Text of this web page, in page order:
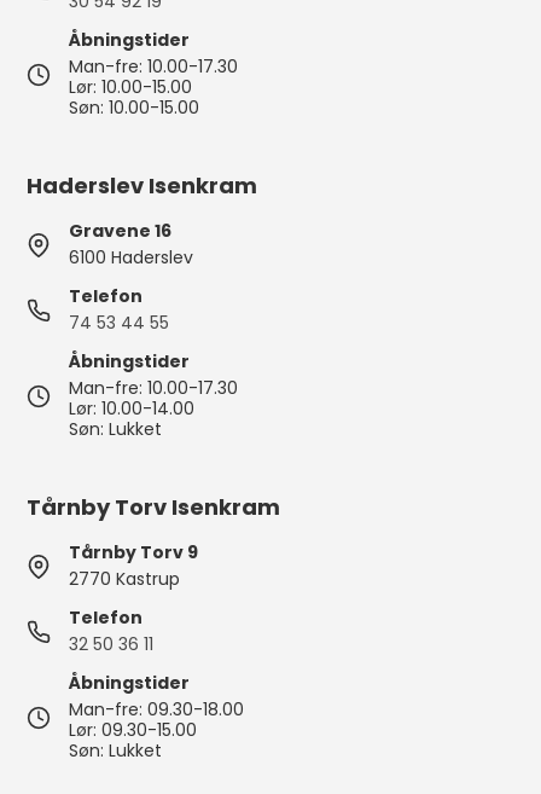
Åbningstider
Man-fre: 10.00-17.30
Lør: 10.00-15.00
Søn: 10.00-15.00
Haderslev Isenkram
Gravene 16
6100 Haderslev
Telefon
74 53 44 55
Åbningstider
Man-fre: 10.00-17.30
Lør: 10.00-14.00
Søn: Lukket
Tårnby Torv Isenkram
Tårnby Torv 9
2770 Kastrup
Telefon
32 50 36 11
Åbningstider
Man-fre: 09.30-18.00
Lør: 09.30-15.00
Søn: Lukket